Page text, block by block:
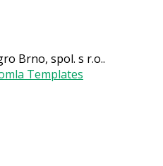
Brno, spol. s r.o..
Templates